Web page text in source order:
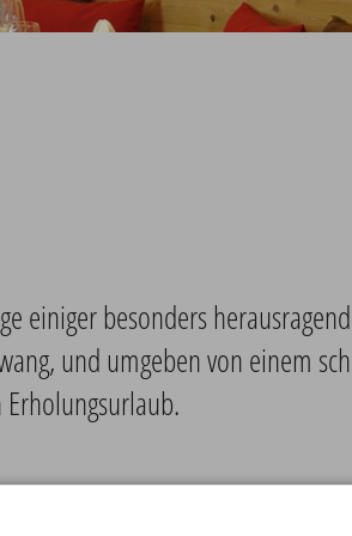
einiger besonders
und umgeben von einem